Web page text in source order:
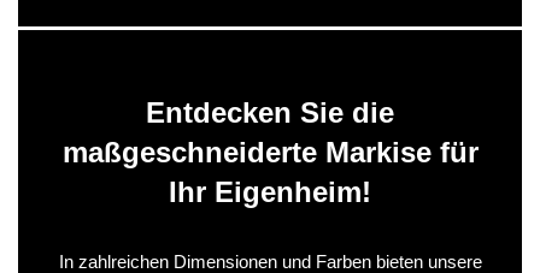
Entdecken Sie die
maßgeschneiderte Markise für
Ihr Eigenheim!
In zahlreichen Dimensionen und Farben bieten unsere